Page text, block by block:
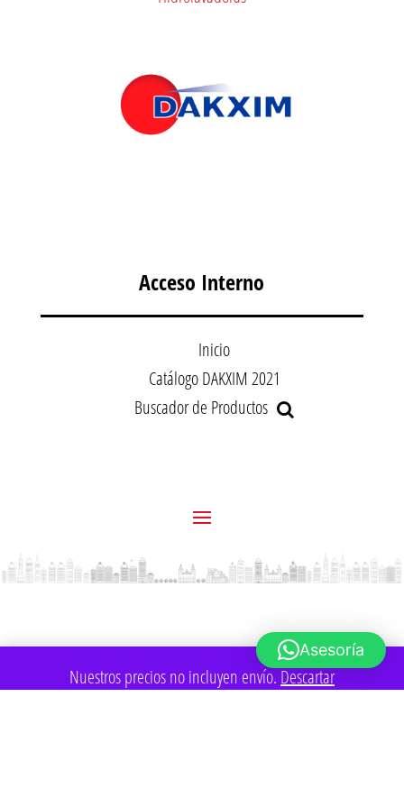
Nuestros precios no incluyen envío. Descartar
Acceso Interno
Inicio
Catálogo DAKXIM 2021
Buscador de Productos
Asesoría